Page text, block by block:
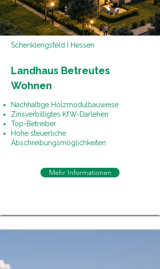
Schenklengsfeld I Hessen
Landhaus Betreutes
Wohnen
Nachhaltige Holzmodulbauweise
Zinsverbilligtes KfW-Darlehen
Top-Betreiber
Hohe steuerliche
Abschreibungsmöglichkeiten
Mehr Informationen